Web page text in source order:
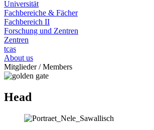
Universität
Fachbereiche & Fächer
Fachbereich II
Forschung und Zentren
Zentren
tcas
About us
Mitglieder / Members
Head